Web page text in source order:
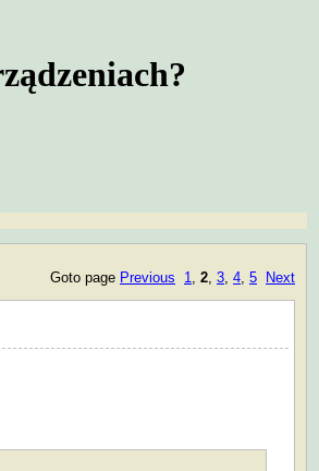
Goto page Previous 1, 2, 3, 4, 5 Next